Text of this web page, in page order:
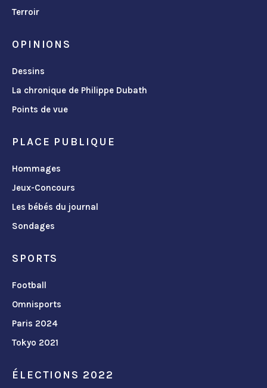
Terroir
OPINIONS
Dessins
La chronique de Philippe Dubath
Points de vue
PLACE PUBLIQUE
Hommages
Jeux-Concours
Les bébés du journal
Sondages
SPORTS
Football
Omnisports
Paris 2024
Tokyo 2021
ÉLECTIONS 2022